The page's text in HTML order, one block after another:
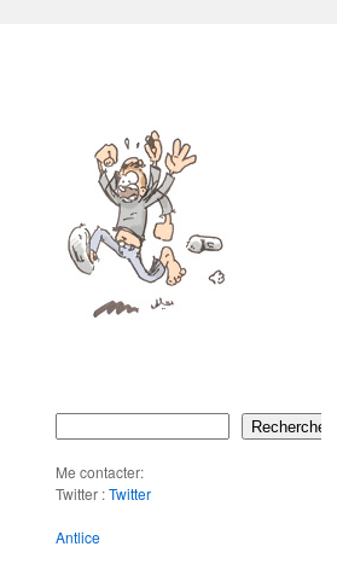
Rechercher
Me contacter:
Twitter :Twitter
Antlice